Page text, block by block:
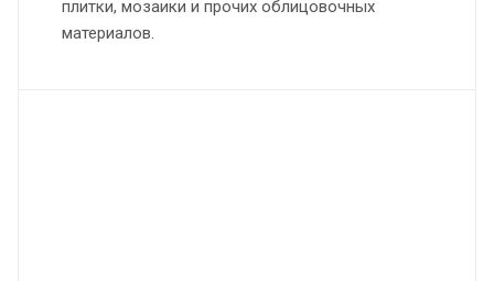
плитки, мозаики и прочих облицовочных
материалов.